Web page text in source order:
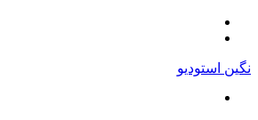
نگین استودیو